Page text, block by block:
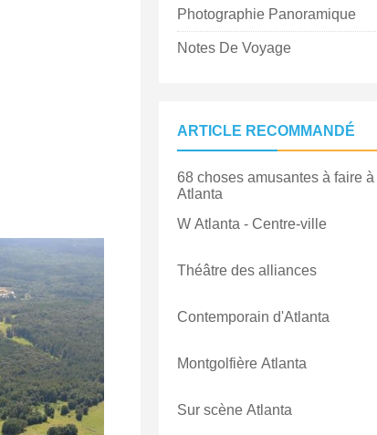
Photographie Panoramique
Notes De Voyage
ARTICLE RECOMMANDÉ
68 choses amusantes à faire à
Atlanta
W Atlanta - Centre-ville
Théâtre des alliances
Contemporain d'Atlanta
Montgolfière Atlanta
Sur scène Atlanta